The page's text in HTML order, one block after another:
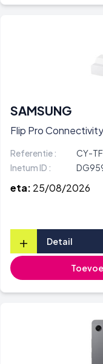
SAMSUNG
Flip Pro
Referentie :
CY-
Inetum ID :
eta: 25/08/2026
+ Detail